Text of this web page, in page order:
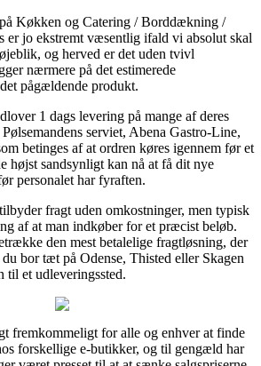
Køkken og Catering / Borddækning /
er jo ekstremt væsentlig ifald vi absolut skal
og herved er det uden tvivl
nærmere på det estimerede
pågældende produkt.
1 dags levering på mange af deres
serviet, Abena Gastro-Line,
betinges af at ordren køres igennem før et
højst sandsynligt kan nå at få dit nye
personalet har fyraften.
fragt uden omkostninger, men typisk
af at man indkøber for et præcist beløb.
den mest betalelige fragtløsning, der
bor tæt på Odense, Thisted eller Skagen
til et udleveringssted.
fremkommeligt for alle og enhver at finde
forskellige e-butikker, og til gengæld har